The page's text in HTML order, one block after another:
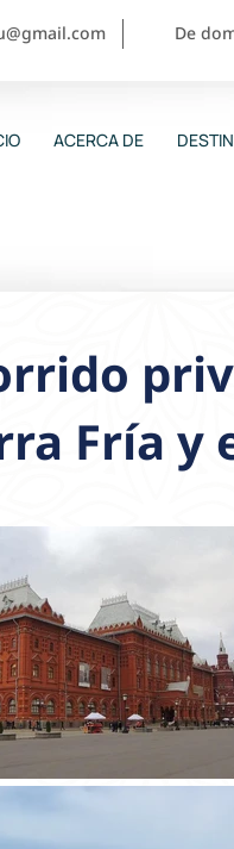
De
ACERCA DE
Fría y